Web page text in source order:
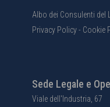
Albo dei Consulenti del
Privacy Policy- Cookie
Sede Legale e
Viale dell'Industria, 67